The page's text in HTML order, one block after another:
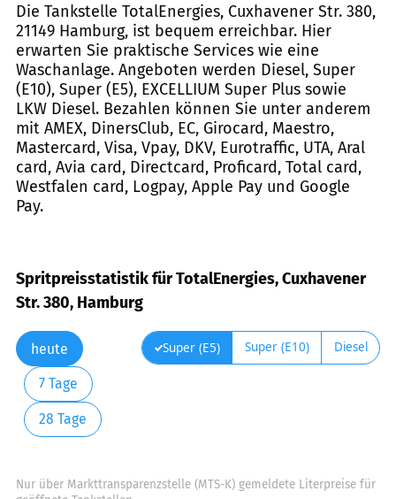
Die Tankstelle TotalEnergies, Cuxhavener Str. 380,
21149 Hamburg, ist bequem erreichbar. Hier
erwarten Sie praktische Services wie eine
Waschanlage. Angeboten werden Diesel, Super
(E10), Super (E5), EXCELLIUM Super Plus sowie
LKW Diesel. Bezahlen können Sie unter anderem
mit AMEX, DinersClub, EC, Girocard, Maestro,
Mastercard, Visa, Vpay, DKV, Eurotraffic, UTA, Aral
card, Avia card, Directcard, Proficard, Total card,
Westfalen card, Logpay, Apple Pay und Google
Pay.
Spritpreisstatistik für TotalEnergies, Cuxhavener
Str. 380, Hamburg
heute
7 Tage
28 Tage
Super (E5) Super (E10) Diesel
Nur über Markttransparenzstelle (MTS-K) gemeldete Literpreise für